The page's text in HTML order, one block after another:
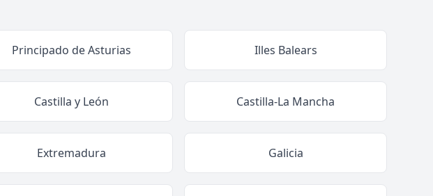
Principado de Asturias Illes Balears
Castilla y León Castilla-La Mancha
Extremadura Galicia